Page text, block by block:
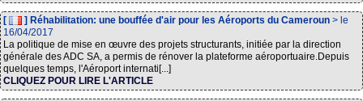
[ ] Réhabilitation: une bouffée d'air pour les Aéroports du Cameroun > le
16/04/2017
La politique de mise en œuvre des projets structurants, initiée par la direction
générale des ADC SA, a permis de rénover la plateforme aéroportuaire.Depuis
quelques temps, l'Aéroport internati[...]
CLIQUEZ POUR LIRE L'ARTICLE